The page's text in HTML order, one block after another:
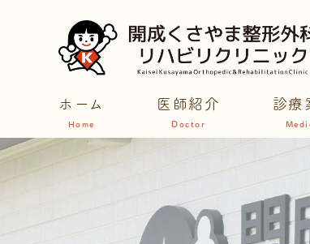
ホーム
Home
医師紹介
Doctor
診療